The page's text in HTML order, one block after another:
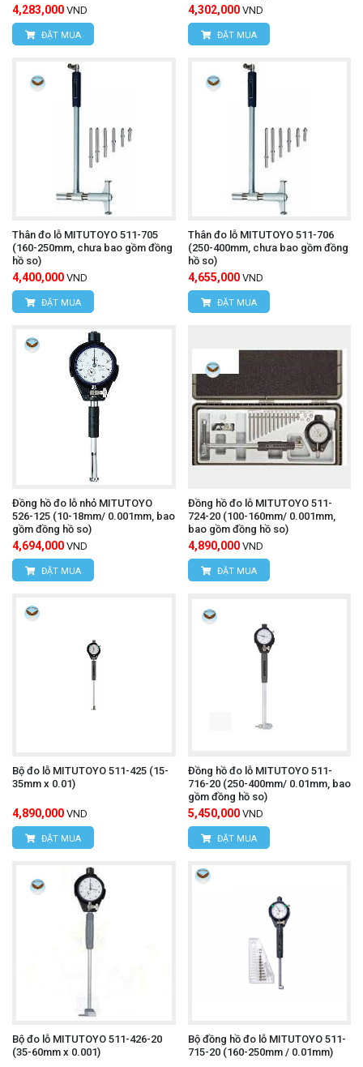
4,283,000 VND
ĐẶT MUA
4,302,000 VND
ĐẶT MUA
Thân đo lỗ MITUTOYO 511-705
(160-250mm, chưa bao gồm đồng
hồ so)
4,400,000 VND
ĐẶT MUA
Thân đo lỗ MITUTOYO 511-706
(250-400mm, chưa bao gồm đồng
hồ so)
4,655,000 VND
ĐẶT MUA
Đồng hồ đo lỗ nhỏ MITUTOYO
526-125 (10-18mm/ 0.001mm, bao
gồm đồng hồ so)
4,694,000 VND
ĐẶT MUA
Đồng hồ đo lỗ MITUTOYO 511-
724-20 (100-160mm/ 0.001mm,
bao gồm đồng hồ so)
4,890,000 VND
ĐẶT MUA
Bộ đo lỗ MITUTOYO 511-425 (15-
35mm x 0.01)
4,890,000 VND
ĐẶT MUA
Đồng hồ đo lỗ MITUTOYO 511-
716-20 (250-400mm/ 0.01mm, bao
gồm đồng hồ so)
5,450,000 VND
ĐẶT MUA
Bộ đo lỗ MITUTOYO 511-426-20
(35-60mm x 0.001)
Bộ đồng hồ đo lỗ MITUTOYO 511-
715-20 (160-250mm / 0.01mm)